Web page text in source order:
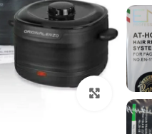
بزرگنمایی تصویر